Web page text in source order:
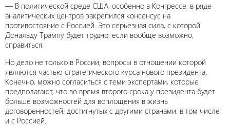
— В политической среде США, особенно в Конгрессе, в ряде
аналитических центров закрепился консенсус на
противостояние с Россией. Это серьезная сила, с которой
Дональду Трампу будет трудно, если вообще возможно,
справиться.
Но дело не только в России, вопросы в отношении которой
являются частью стратегического курса нового президента.
Конечно, можно согласиться с теми экспертами, которые
предполагают, что во время второго срока у президента будет
больше возможностей для воплощения в жизнь
договоренностей, достигнутых с другими странами, в том числе
и с Россией.